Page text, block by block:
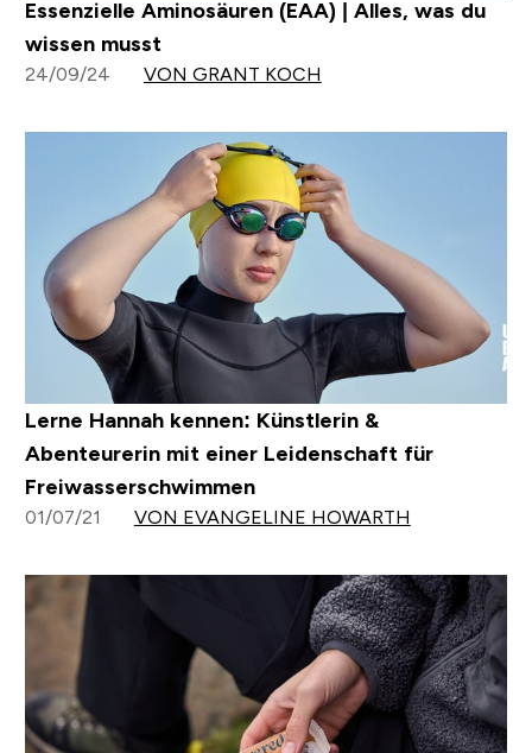
Essenzielle Aminosäuren (EAA) | Alles, was du
wissen musst
24/09/24 VON GRANT KOCH
Lerne Hannah kennen: Künstlerin &
Abenteurerin mit einer Leidenschaft für
Freiwasserschwimmen
01/07/21 VON EVANGELINE HOWARTH